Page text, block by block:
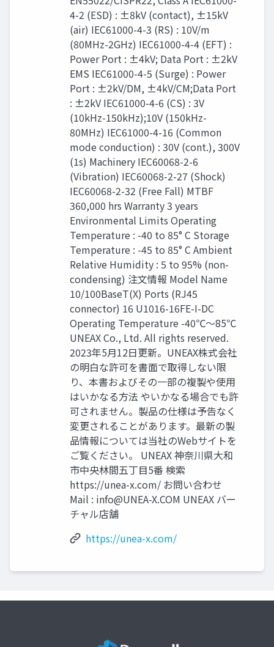
4-2 (ESD) : ±8kV (contact), ±15kV
(air) IEC61000-4-3 (RS) : 10V/m
(80MHz-2GHz) IEC61000-4-4 (EFT) :
Power Port : ±4kV; Data Port : ±2kV
EMS IEC61000-4-5 (Surge) : Power
Port : ±2kV/DM, ±4kV/CM;Data Port
: ±2kV IEC61000-4-6 (CS) : 3V
(10kHz-150kHz);10V (150kHz-
80MHz) IEC61000-4-16 (Common
mode conduction) : 30V (cont.), 300V
(1s) Machinery IEC60068-2-6
(Vibration) IEC60068-2-27 (Shock)
IEC60068-2-32 (Free Fall) MTBF
360,000 hrs Warranty 3 years
Environmental Limits Operating
Temperature : -40 to 85° C Storage
Temperature : -45 to 85° C Ambient
Relative Humidity : 5 to 95% (non-
condensing) 注文情報 Model Name
10/100BaseT(X) Ports (RJ45
connector) 16 U1016-16FE-I-DC
Operating Temperature -40℃〜85℃
UNEAX Co., Ltd. All rights reserved.
2023年5月12日更新。UNEAX株式会社
の明白な許可を書面で取得しない限
り、本書およびその一部の複製や使用
はいかなる方法 やいかなる場合でも許
可されません。製品の仕様は予告なく
変更されることがあります。最新の製
品情報については当社のWebサイトを
ご覧ください。 UNEAX 神奈川県大和
市中央林間五丁目5番 検索
https://unea-x.com/ お問い合わせ
Mail : info@UNEA-X.COM UNEAX バー
チャル店舗
https://unea-x.com/